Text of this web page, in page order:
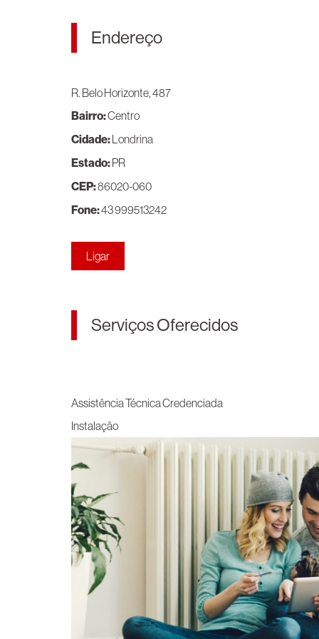
Endereço
R. Belo Horizonte, 487
Bairro:Centro
Cidade:Londrina
Estado:PR
CEP:86020-060
Fone:43 999513242
Ligar
Serviços Oferecidos
Assistência Técnica Credenciada
Instalação